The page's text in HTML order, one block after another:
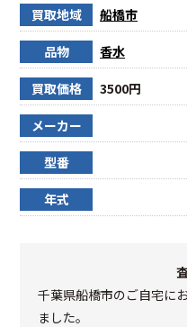
買取地域 船橋市
品物 香水
買取価格 3500円
メーカー
型番
年式
千葉県船橋市のご自宅に
ました。